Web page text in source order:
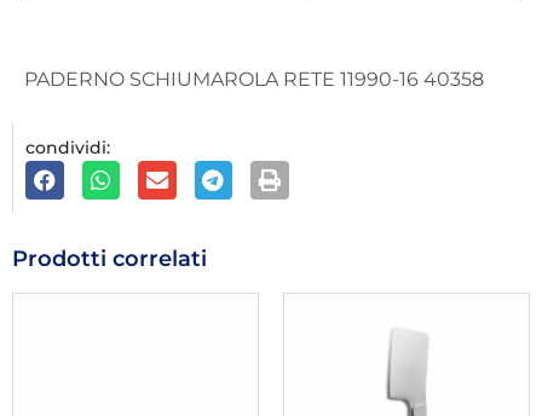
PADERNO SCHIUMAROLA RETE 11990-16 40358
condividi:
Prodotti correlati